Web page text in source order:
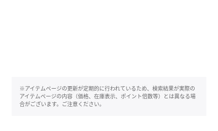
※アイテムページの更新が定期的に行われているため、検索結果が実際の
アイテムページの内容（価格、在庫表示、ポイント倍数等）とは異なる場
合がございます。ご注意ください。